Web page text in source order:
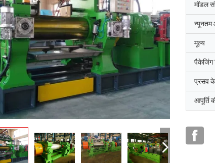
मॉडल
न्यूनतम
मूल्य
पैकेजिंग
प्रसव
आपूर्ति